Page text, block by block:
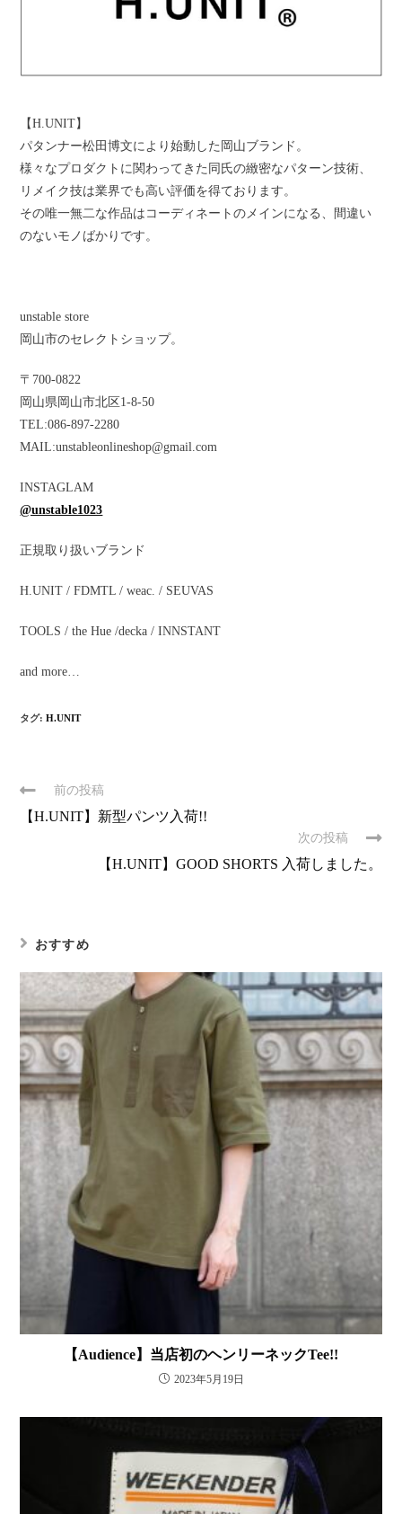
【H.UNIT】
パタンナー松田博文により始動した岡山ブランド。
様々なプロダクトに関わってきた同氏の緻密なパターン技術、
リメイク技は業界でも高い評価を得ております。
その唯一無二な作品はコーディネートのメインになる、間違い
のないモノばかりです。
unstable store
岡山市のセレクトショップ。
〒 700-0822
岡山県岡山市北区 1-8-50
TEL:086-897-2280
MAIL:unstableonlineshop@gmail.com
INSTAGLAM
@unstable1023
正規取り扱いブランド
H.UNIT / FDMTL / weac. / SEUVAS
TOOLS / the Hue /decka / INNSTANT
and more…
タグ:H.UNIT
前の投稿
【H.UNIT】新型パンツ入荷!!
次の投稿
【H.UNIT】GOOD SHORTS 入荷しました。
おすすめ
【Audience】当店初のヘンリーネックTee!!
2023年5月19日